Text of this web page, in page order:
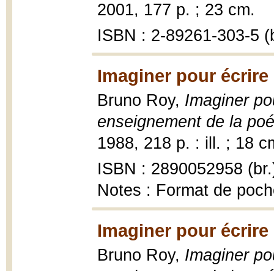
2001, 177 p. ; 23 cm.
ISBN : 2-89261-303-5
Imaginer pour écrire
Bruno Roy, Imaginer
enseignement de la
1988, 218 p. : ill. ; 18
ISBN : 2890052958
Notes : Format de
Imaginer pour écrire
Bruno Roy, Imaginer